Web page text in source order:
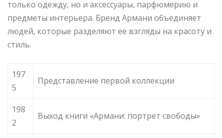
только одежду, но и аксессуары, парфюмерию и
предметы интерьера. Бренд Армани объединяет
людей, которые разделяют ее взгляды на красоту и
стиль.
197
5
Представление первой коллекции
198
2
Выход книги «Армани: портрет свободы»